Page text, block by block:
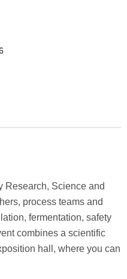
Research, Science and
process teams and
fermentation, safety
combines a scientific
hall, where you can